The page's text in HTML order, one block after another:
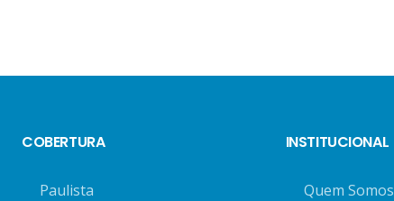
COBERTURA
Paulista
INSTITUCIONAL
Quem Somos